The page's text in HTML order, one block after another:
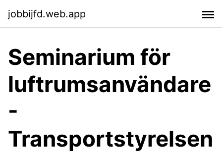
jobbijfd.web.app
Seminarium för
luftrumsanvändare
-
Transportstyrelsen